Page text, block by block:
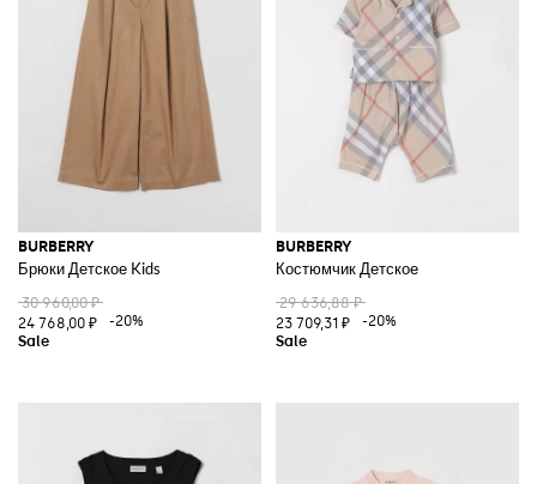
BURBERRY
Брюки Детское Kids
30 960,00 ₽
24 768,00 ₽
-20%
BURBERRY
Костюмчик Детское
29 636,88 ₽
23 709,31 ₽
-20%